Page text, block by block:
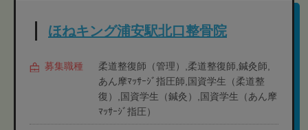
ほねキング浦安駅北口整骨院
募集職種
柔道整復師（管理）,柔道整復師,鍼灸師,
あん摩ﾏｯｻｰｼﾞ指圧師,国資学生（柔道整
復）,国資学生（鍼灸）,国資学生（あん摩
ﾏｯｻｰｼﾞ指圧）